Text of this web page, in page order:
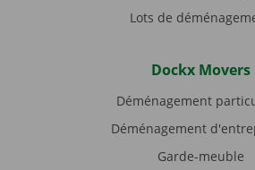
Lots de
Dockx Movers
Déménagement
Déménagement
Garde-meuble